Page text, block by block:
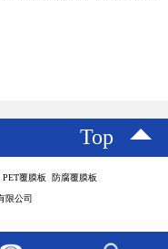
Top
覆膜板 防腐覆膜板
限公司